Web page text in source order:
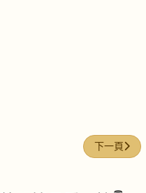
下一篇文
下一頁